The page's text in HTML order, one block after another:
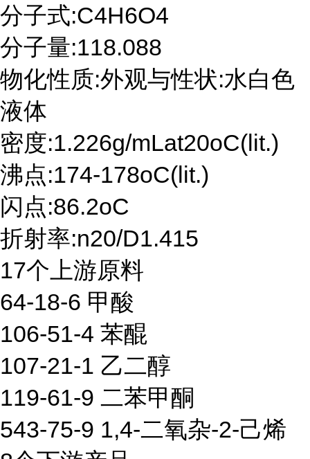
分子式:C4H6O4
分子量:118.088
物化性质:外观与性状:水白色
液体
密度:1.226g/mLat20oC(lit.)
沸点:174-178oC(lit.)
闪点:86.2oC
折射率:n20/D1.415
17个上游原料
64-18-6 甲酸
106-51-4 苯醌
107-21-1 乙二醇
119-61-9 二苯甲酮
543-75-9 1,4-二氧杂-2-己烯